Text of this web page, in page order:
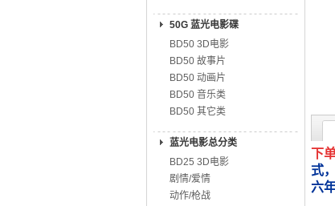
50G 蓝光电影碟
BD50 3D电影
BD50 故事片
BD50 动画片
BD50 音乐类
BD50 其它类
蓝光电影总分类
BD25 3D电影
剧情/爱情
动作/枪战
下
式
六